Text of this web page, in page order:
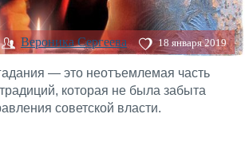
Вероника Сергеева 18 января 2019
— это неотъемлемая часть
которая не была забыта
советской власти.